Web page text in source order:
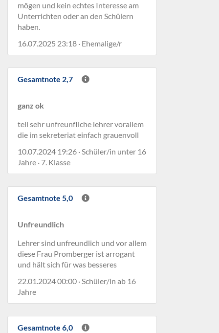
mögen und kein echtes Interesse am
Unterrichten oder an den Schülern
haben.
16.07.2025 23:18 · Ehemalige/r
Gesamtnote 2,7
ganz ok
teil sehr unfreunfliche lehrer vorallem
die im sekreteriat einfach grauenvoll
10.07.2024 19:26 · Schüler/in unter 16
Jahre · 7. Klasse
Gesamtnote 5,0
Unfreundlich
Lehrer sind unfreundlich und vor allem
diese Frau Promberger ist arrogant
und hält sich für was besseres
22.01.2024 00:00 · Schüler/in ab 16
Jahre
Gesamtnote 6,0